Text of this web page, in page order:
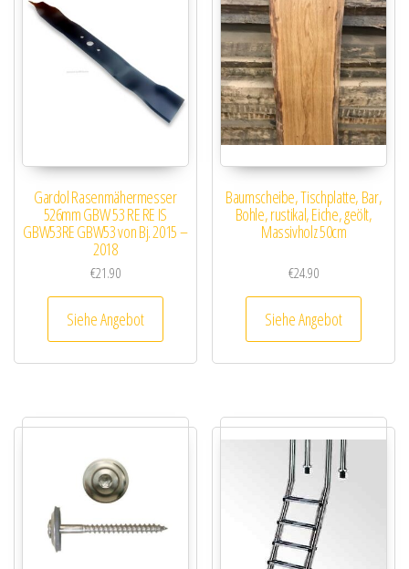
Gardol Rasenmähermesser
526mm GBW 53 RE RE IS
GBW53RE GBW53 von Bj. 2015 –
2018
€21.90
Siehe Angebot
Baumscheibe, Tischplatte, Bar,
Bohle, rustikal, Eiche, geölt,
Massivholz 50cm
€24.90
Siehe Angebot